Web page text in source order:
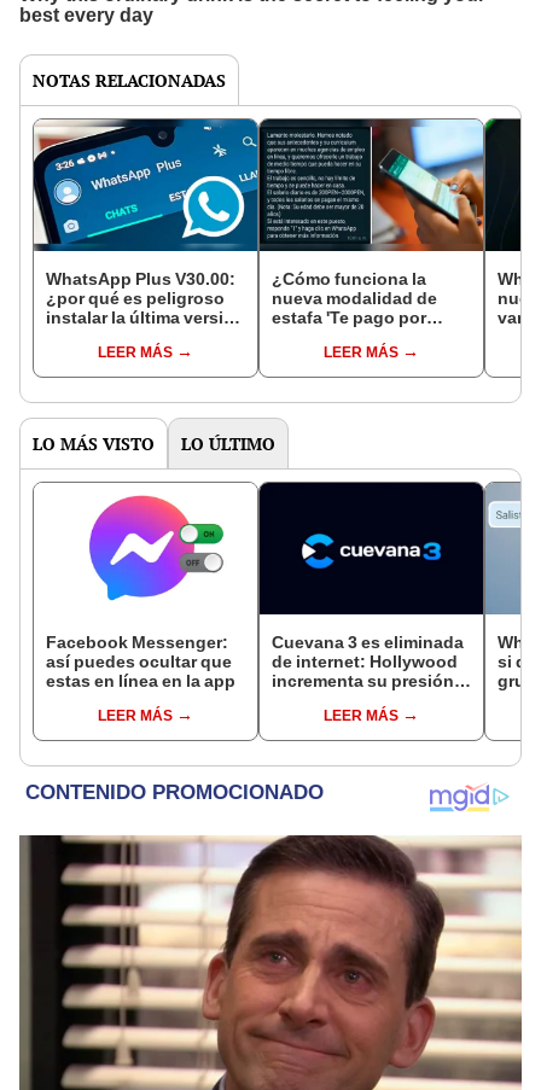
NOTAS RELACIONADAS
WhatsApp Plus V30.00:
¿por qué es peligroso
instalar la última versión
LEER MÁS
¿Cómo funciona la
nueva modalidad de
estafa 'Te pago por
WhatsApp?
LEER MÁS
LO MÁS VISTO LO ÚLTIMO
Facebook Messenger:
así puedes ocultar que
estas en línea en la app
LEER MÁS
Cuevana 3 es eliminada
de internet: Hollywood
incrementa su presión
LEER MÁS
si